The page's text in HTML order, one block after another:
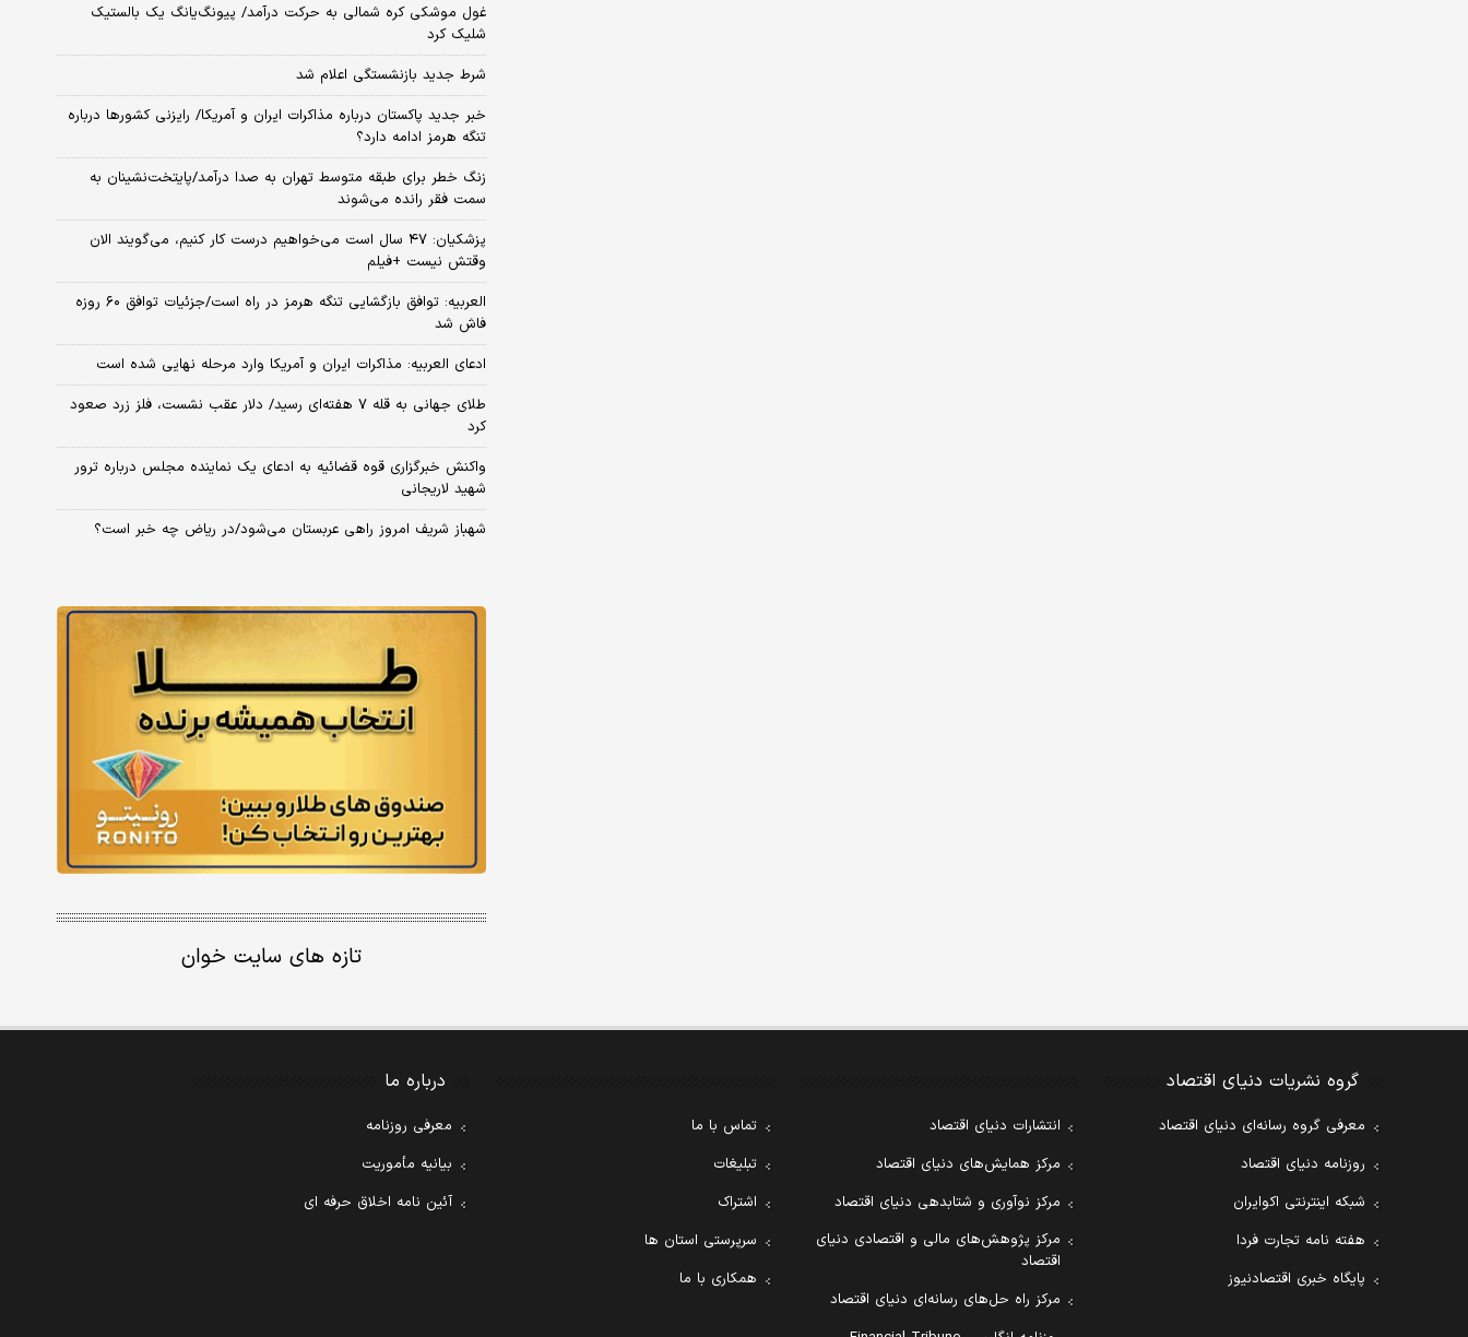
غول موشکی کره شمالی به حرکت درآمد/ پیونگ‌یانگ یک بالستیک
شلیک کرد
شرط جدید بازنشستگی اعلام شد
خبر جدید پاکستان درباره مذاکرات ایران و آمریکا/ رایزنی کشورها درباره
تنگه هرمز ادامه دارد؟
زنگ خطر برای طبقه متوسط تهران به صدا درآمد/پایتخت‌نشینان به
سمت فقر رانده می‌شوند
پزشکیان: ۴۷ سال است می‌خواهیم درست کار کنیم، می‌گویند الان
وقتش نیست +فیلم
العربیه: توافق بازگشایی تنگه هرمز در راه است/جزئیات توافق ۶۰ روزه
فاش شد
ادعای العربیه: مذاکرات ایران و آمریکا وارد مرحله نهایی شده است
طلای جهانی به قله ۷ هفته‌ای رسید/ دلار عقب نشست، فلز زرد صعود
کرد
واکنش خبرگزاری قوه قضائیه به ادعای یک نماینده مجلس درباره ترور
شهید لاریجانی
شهباز شریف امروز راهی عربستان می‌شود/در ریاض چه خبر است؟
تازه های سایت خوان
گروه نشریات دنیای اقتصاد
معرفی گروه رسانه‌ای دنیای اقتصاد
روزنامه دنیای اقتصاد
شبکه اینترنتی اکوایران
هفته نامه تجارت فردا
پایگاه خبری اقتصادنیوز
انتشارات دنیای اقتصاد
مرکز همایش‌های دنیای اقتصاد
مرکز نوآوری و شتابدهی دنیای اقتصاد
مرکز پژوهش‌های مالی و اقتصادی دنیای
اقتصاد
مرکز راه حل‌های رسانه‌ای دنیای اقتصاد
تماس با ما
تبلیغات
اشتراک
سرپرستی استان ها
همکاری با ما
درباره ما
معرفی روزنامه
بیانیه مأموریت
آئین نامه اخلاق حرفه ای